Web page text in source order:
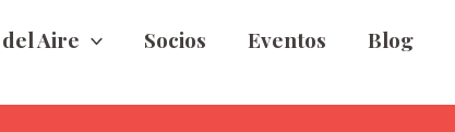
Aire Socios Eventos Blog